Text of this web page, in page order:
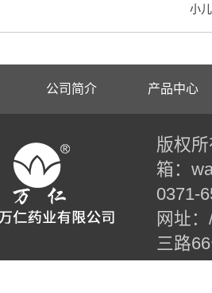
小
公司简介 产品中心
版权
箱：
0371-
网址
三路